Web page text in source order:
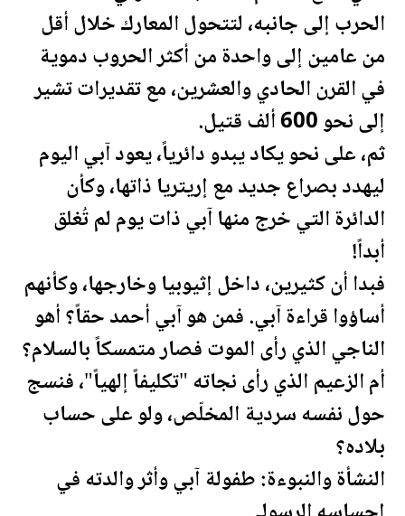
الحرب إلى جانبه، لتتحول المعارك خلال أقل
من عامين إلى واحدة من أكثر الحروب دموية
في القرن الحادي والعشرين، مع تقديرات تشير
إلى نحو 600 ألف قتيل.
ثم، على نحو يكاد يبدو دائرياً، يعود آبي اليوم
ليهدد بصراع جديد مع إريتريا ذاتها، وكأن
الدائرة التي خرج منها آبي ذات يوم لم تُغلق
أبداً!
فبدا أن كثيرين، داخل إثيوبيا وخارجها، وكأنهم
أساؤوا قراءة آبي. فمن هو آبي أحمد حقاً؟ أهو
الناجي الذي رأى الموت فصار متمسكاً بالسلام؟
أم الزعيم الذي رأى نجاته "تكليفاً إلهياً"، فنسج
حول نفسه سردية المخلّص، ولو على حساب
بلاده؟
النشأة والنبوءة: طفولة آبي وأثر والدته في